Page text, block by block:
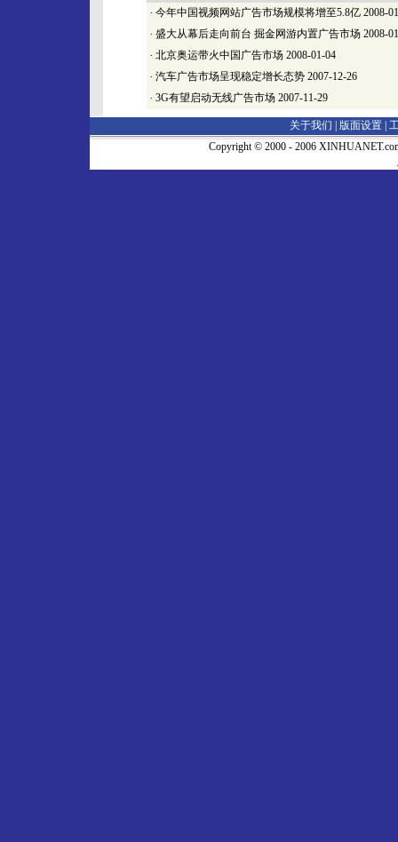
· 今年中国视频网站广告市场规模将增至5.8亿 2008-
· 盛大从幕后走向前台 掘金网游内置广告市场 2008-
· 北京奥运带火中国广告市场 2008-01-04
· 汽车广告市场呈现稳定增长态势 2007-12-26
· 3G有望启动无线广告市场 2007-11-29
关于我们 | 版面设置
Copyright © 2000 - 2006